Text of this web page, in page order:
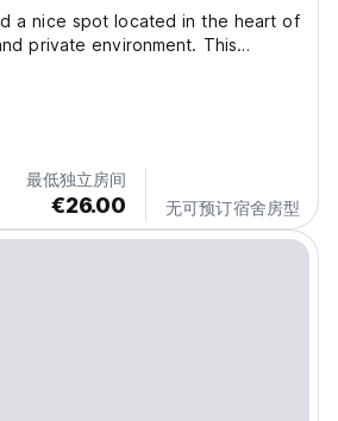
a nice spot located in the heart of
private environment. This
the 0ld Town and City port is
make your stay as pleasant as
最低独立房间
€26.00 无可预订宿舍房型